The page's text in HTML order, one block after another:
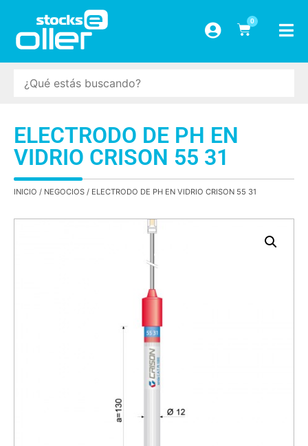
0
ELECTRODO DE PH EN
VIDRIO CRISON 55 31
INICIO / NEGOCIOS / ELECTRODO DE PH EN VIDRIO CRISON 55 31